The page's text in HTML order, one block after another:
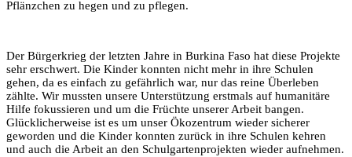
Pflänzchen zu hegen und zu pflegen.
Der Bürgerkrieg der letzten Jahre in Burkina Faso hat diese Projekte
sehr erschwert. Die Kinder konnten nicht mehr in ihre Schulen
gehen, da es einfach zu gefährlich war, nur das reine Überleben
zählte. Wir mussten unsere Unterstützung erstmals auf humanitäre
Hilfe fokussieren und um die Früchte unserer Arbeit bangen.
Glücklicherweise ist es um unser Ökozentrum wieder sicherer
geworden und die Kinder konnten zurück in ihre Schulen kehren
und auch die Arbeit an den Schulgartenprojekten wieder aufnehmen.